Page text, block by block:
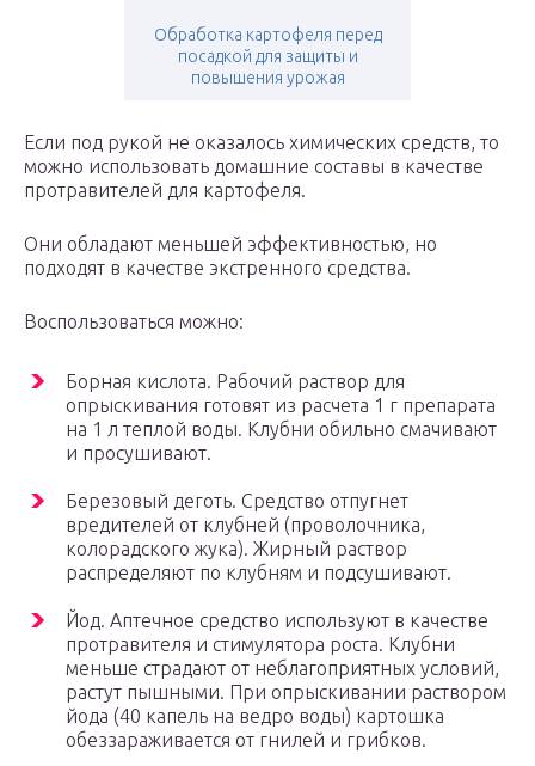
Обработка картофеля перед
посадкой для защиты и
повышения урожая
Если под рукой не оказалось химических средств, то
можно использовать домашние составы в качестве
протравителей для картофеля.
Они обладают меньшей эффективностью, но
подходят в качестве экстренного средства.
Воспользоваться можно:
Борная кислота. Рабочий раствор для
опрыскивания готовят из расчета 1 г препарата
на 1 л теплой воды. Клубни обильно смачивают
и просушивают.
Березовый деготь. Средство отпугнет
вредителей от клубней (проволочника,
колорадского жука). Жирный раствор
распределяют по клубням и подсушивают.
Йод. Аптечное средство используют в качестве
протравителя и стимулятора роста. Клубни
меньше страдают от неблагоприятных условий,
растут пышными. При опрыскивании раствором
йода (40 капель на ведро воды) картошка
обеззараживается от гнилей и грибков.